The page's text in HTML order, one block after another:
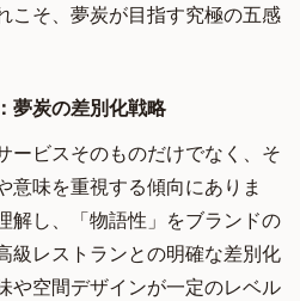
こそ、夢炭が目指す究極の五感
夢炭の差別化戦略
ービスそのものだけでなく、そ
意味を重視する傾向にありま
解し、「物語性」をブランドの
級レストランとの明確な差別化
や空間デザインが一定のレベル